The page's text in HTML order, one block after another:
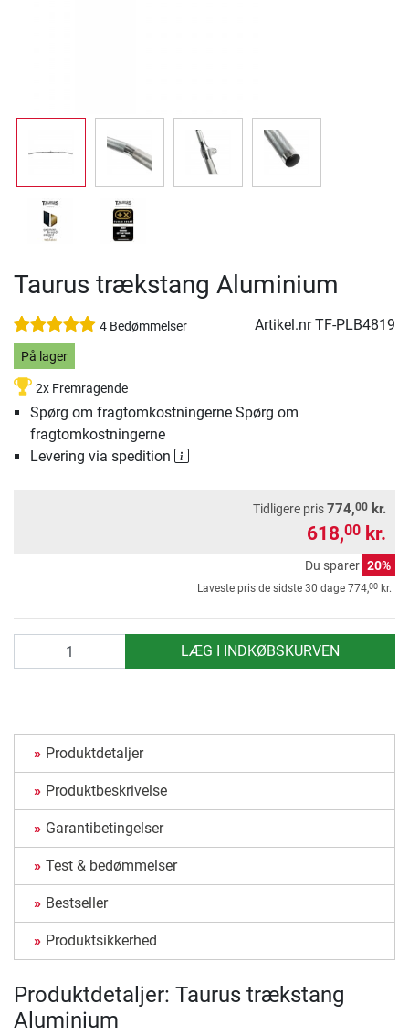
Taurus trækstang Aluminium
4 Bedømmelser Artikel.nrTF-PLB4819
På lager
2x Fremragende
Spørg om fragtomkostningerne Spørg om
fragtomkostningerne
Levering via spedition
Tidligere pris774,00 kr.
618,00 kr.
Du sparer 20%
Laveste pris de sidste 30 dage 774,00 kr.
LÆG I INDKØBSKURVEN
Produktdetaljer
Produktbeskrivelse
Garantibetingelser
Test & bedømmelser
Bestseller
Produktsikkerhed
Produktdetaljer: Taurus trækstang
Aluminium